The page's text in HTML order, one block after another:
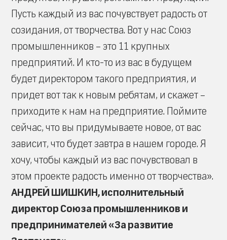
Пусть каждый из вас почувствует радость от
созидания, от творчества. Вот у нас Союз
промышленников – это 11 крупных
предприятий. И кто-то из вас в будущем
будет директором такого предприятия, и
придет вот так к новым ребятам, и скажет –
приходите к нам на предприятие. Поймите
сейчас, что вы придумываете новое, от вас
зависит, что будет завтра в нашем городе. Я
хочу, чтобы каждый из вас почувствовал в
этом проекте радость именно от творчества».
АНДРЕЙ ШИШКИН, исполнительный
директор Союза промышленников и
предпринимателей «За развитие